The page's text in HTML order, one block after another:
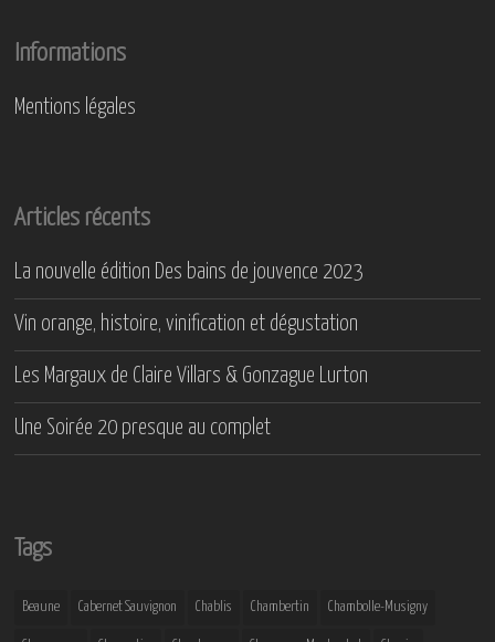
Informations
Mentions légales
Articles récents
La nouvelle édition Des bains de jouvence 2023
Vin orange, histoire, vinification et dégustation
Les Margaux de Claire Villars & Gonzague Lurton
Une Soirée 20 presque au complet
Tags
Beaune Cabernet Sauvignon Chablis Chambertin Chambolle-Musigny